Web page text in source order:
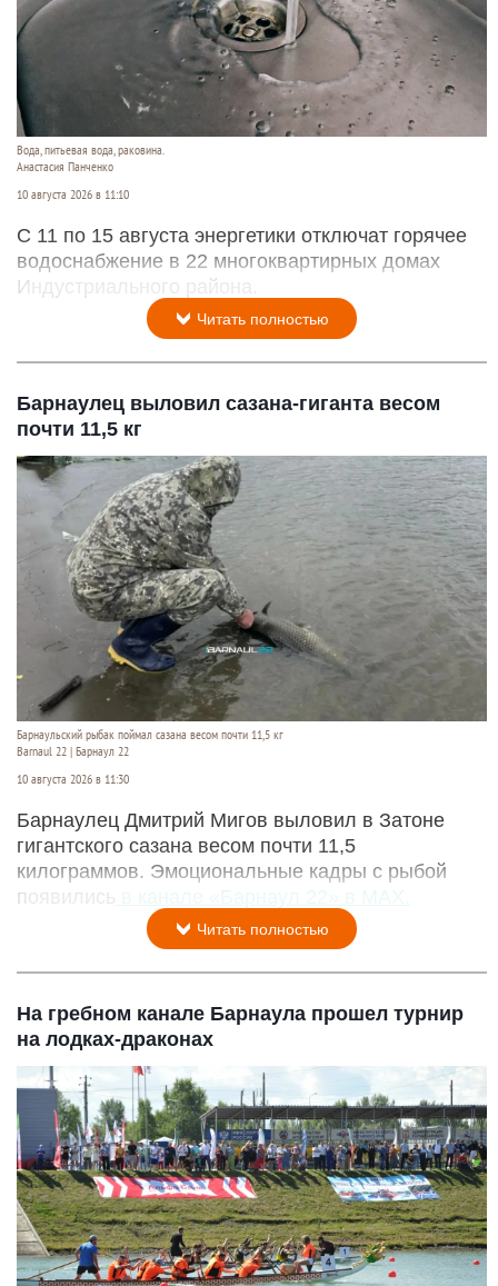
Вода, питьевая вода, раковина.
Анастасия Панченко
10 августа 2026 в 11:10
С 11 по 15 августа энергетики отключат горячее
водоснабжение в 22 многоквартирных домах
Индустриального района.
Читать полностью
Барнаулец выловил сазана-гиганта весом
почти 11,5 кг
Барнаульский рыбак поймал сазана весом почти 11,5 кг
Barnaul 22 | Барнаул 22
10 августа 2026 в 11:30
Барнаулец Дмитрий Мигов выловил в Затоне
гигантского сазана весом почти 11,5
килограммов. Эмоциональные кадры с рыбой
появились
в канале «Барнаул 22» в MAX.
Читать полностью
На гребном канале Барнаула прошел турнир
на лодках-драконах